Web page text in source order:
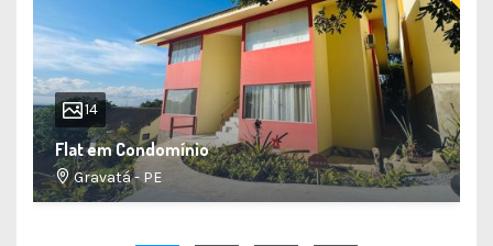
14
Flat em Condomínio
Gravatá - PE